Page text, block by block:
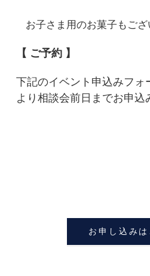
お子さま用のお菓子もござ
【 ご予約 】
下記のイベント申込みフォ
より相談会前日までお申込
お申し込みは